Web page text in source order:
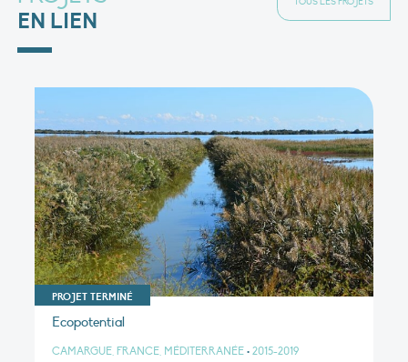
EN LIEN
PROJET TERMINÉ
Ecopotential
CAMARGUE, FRANCE, MÉDITERRANÉE • 2015-2019